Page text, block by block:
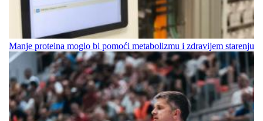
Manje proteina moglo bi pomoći metabolizmu i zdravijem starenju